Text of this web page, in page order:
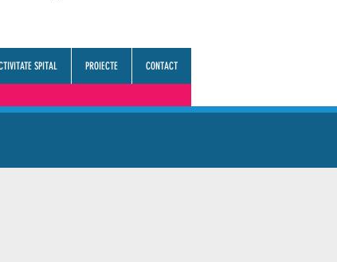
SPITAL PROIECTE CONTACT